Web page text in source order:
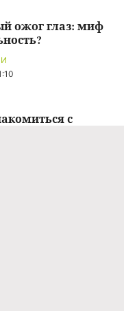
ожог глаз: миф
с